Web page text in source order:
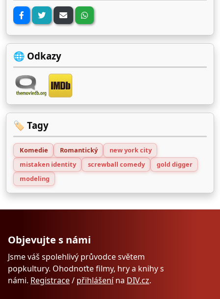
🌐 Odkazy
🏷️ Tagy
Komedie Romantický
new york city
mistaken identity
screwball comedy
gold digger
modeling
Objevujte s námi
Jsme váš spolehlivý průvodce světem
popkultury. Ohodnoťte filmy, hry a knihy s
námi. Registrace/ přihlášenína DIV.cz.